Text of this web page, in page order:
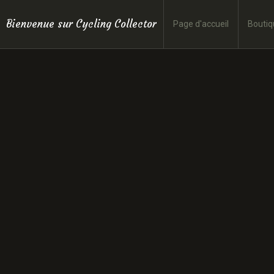
Bienvenue sur Cycling Collector Page d'accueil